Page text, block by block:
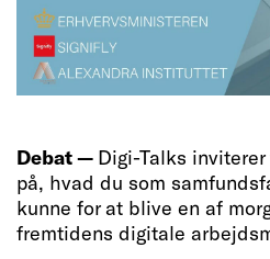
Debat — Digi-Talks
på, hvad du som
kunne for at blive en af
fremtidens digitale